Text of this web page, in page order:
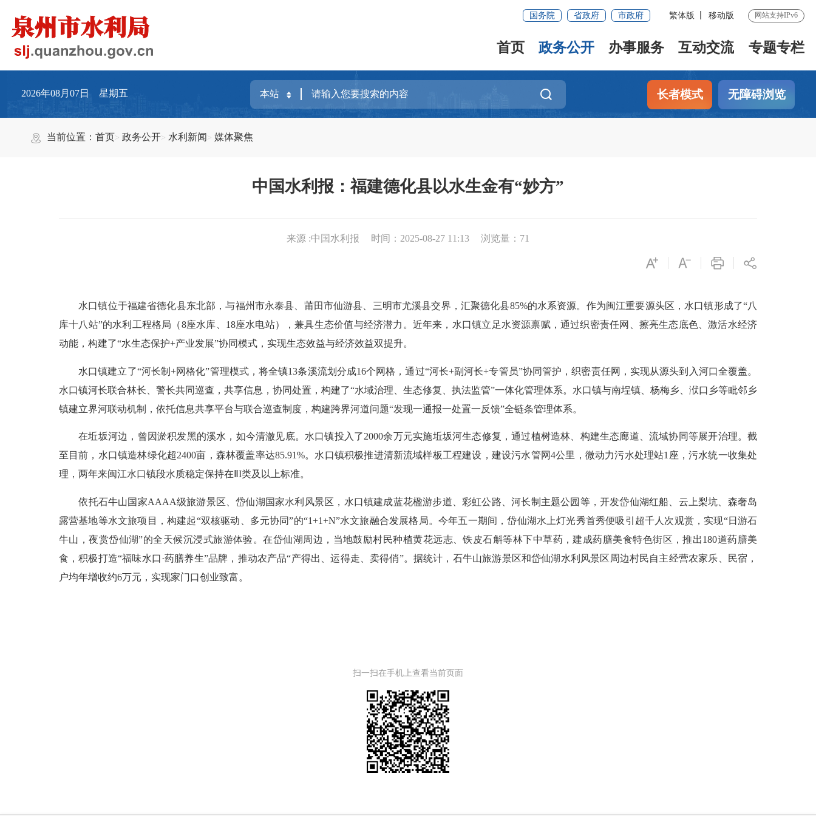
国务院 省政府 市政府 繁体版 移动版 网站支持IPv6
首页 政务公开 办事服务 互动交流 专题专栏
2026年08月07日 星期五 长者模式 无障碍浏览
当前位置：首页 政务公开 水利新闻 媒体聚焦
中国水利报：福建德化县以水生金有“妙方”
来源 :中国水利报 时间：2025-08-27 11:13 浏览量： 71
水口镇位于福建省德化县东北部，与福州市永泰县、莆田市仙游县、三明市尤溪县交界，汇聚德化县85%的水系资源。作为闽江重要源头区，水口镇形成了“八
库十八站”的水利工程格局（8座水库、18座水电站），兼具生态价值与经济潜力。近年来，水口镇立足水资源禀赋，通过织密责任网、擦亮生态底色、激活水经济
动能，构建了“水生态保护+产业发展”协同模式，实现生态效益与经济效益双提升。
水口镇建立了“河长制+网格化”管理模式，将全镇13条溪流划分成16个网格，通过“河长+副河长+专管员”协同管护，织密责任网，实现从源头到入河口全覆盖。
水口镇河长联合林长、警长共同巡查，共享信息，协同处置，构建了“水域治理、生态修复、执法监管”一体化管理体系。水口镇与南埕镇、杨梅乡、洑口乡等毗邻乡
镇建立界河联动机制，依托信息共享平台与联合巡查制度，构建跨界河道问题“发现一通报一处置一反馈”全链条管理体系。
在坵坂河边，曾因淤积发黑的溪水，如今清澈见底。水口镇投入了2000余万元实施坵坂河生态修复，通过植树造林、构建生态廊道、流域协同等展开治理。截
至目前，水口镇造林绿化超2400亩，森林覆盖率达85.91%。水口镇积极推进清新流域样板工程建设，建设污水管网4公里，微动力污水处理站1座，污水统一收集处
理，两年来闽江水口镇段水质稳定保持在ⅡI类及以上标准。
依托石牛山国家AAAA级旅游景区、岱仙湖国家水利风景区，水口镇建成蓝花楹游步道、彩虹公路、河长制主题公园等，开发岱仙湖红船、云上梨坑、森奢岛
露营基地等水文旅项目，构建起“双核驱动、多元协同”的“1+1+N”水文旅融合发展格局。今年五一期间，岱仙湖水上灯光秀首秀便吸引超千人次观赏，实现“日游石
牛山，夜赏岱仙湖”的全天候沉浸式旅游体验。在岱仙湖周边，当地鼓励村民种植黄花远志、铁皮石斛等林下中草药，建成药膳美食特色街区，推出180道药膳美
食，积极打造“福味水口·药膳养生”品牌，推动农产品“产得出、运得走、卖得俏”。据统计，石牛山旅游景区和岱仙湖水利风景区周边村民自主经营农家乐、民宿，
户均年增收约6万元，实现家门口创业致富。
扫一扫在手机上查看当前页面